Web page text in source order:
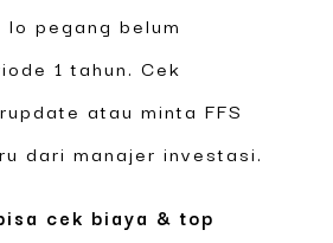
lo pegang belum
1 tahun. Cek
atau minta FFS
dari manajer investasi.
cek biaya & top